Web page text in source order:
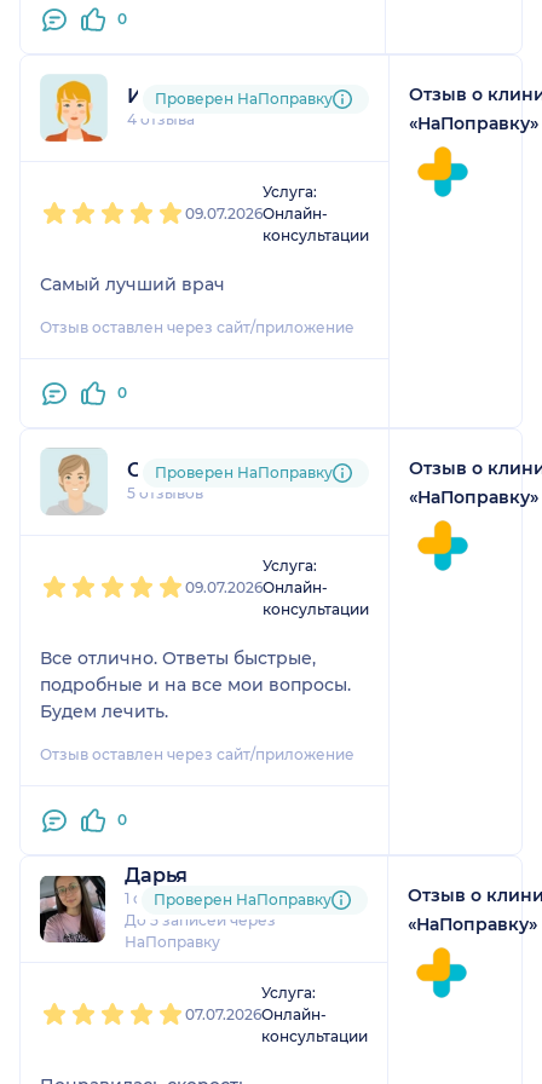
0
Ирина
4 отзыва
Проверен НаПоправку
09.07.2026
Услуга:
Онлайн-
консультации
Самый лучший врач
Отзыв оставлен через сайт/приложение
0
Отзыв о
«НаПоправку»
Ольга
5 отзывов
Проверен НаПоправку
09.07.2026
Услуга:
Онлайн-
консультации
Все отлично. Ответы быстрые,
подробные и на все мои вопросы.
Будем лечить.
Отзыв оставлен через сайт/приложение
0
Отзыв о
«НаПоправку»
Дарья
1 отзыв
До 5 записей через
НаПоправку
Проверен НаПоправку
07.07.2026
Услуга:
Онлайн-
консультации
Отзыв о
«НаПоправку»